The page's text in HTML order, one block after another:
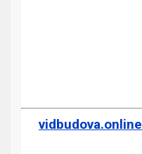
vidbudova.online